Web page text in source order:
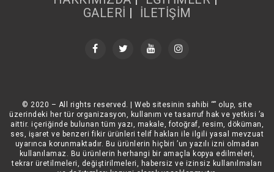
GALERİ | İLETİŞİM
© 2020 – All rights reserved. | Web sitesinin sahibi “” olup, site
üzerindeki her tür organizasyon, kullanım ve tasarruf hak ve yetkisi ’a
aittir. içeriğinde bulunan tüm yazı, makale, fotoğraf, resim, döküman,
ses, işaret ve benzeri fikir ürünleri telif hakları ile ilgili yasal mevzuat
uyarınca korunmaktadır. Bu ürünlerin hiçbiri ’un yazılı izni olmadan
kullanılamaz. Bu ürünlerin herhangi bir amaçla kopya edilmeleri,
tekrar üretilmeleri, değiştirilmeleri, habersiz ve izinsiz kullanılmaları